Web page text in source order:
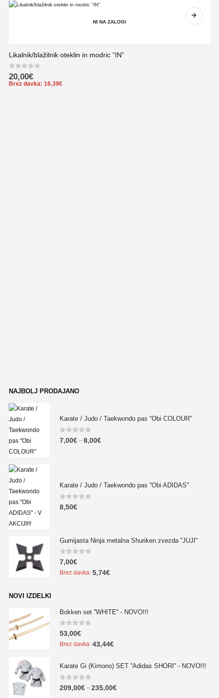
NI NA ZALOGI
Likalnik/blažilnik oteklin in modric ”IN”
0out of 5
20,00€
Brez davka: 16,39€
NAJBOLJ PRODAJANO
Karate / Judo / Taekwondo pas ''Obi COLOUR''
0out of 5
7,00€ – 8,00€
Karate / Judo / Taekwondo pas ''Obi ADIDAS''
0 out of 5
8,50€
Gumijasta Ninja metalna Shuriken zvezda ''JUJI''
0out of 5
7,00€
Brez davka: 5,74€
NOVI IZDELKI
Bokken set ''WHITE'' - NOVO!!!
0out of 5
53,00€
Brez davka: 43,44€
Karate Gi (Kimono) SET ''Adidas SHORI'' - NOVO!!!
0out of 5
209,00€ – 235,00€